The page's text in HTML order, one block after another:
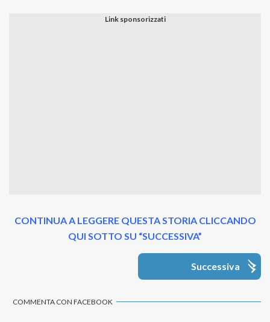
CONTINUA A LEGGERE QUESTA STORIA CLICCANDO
QUI SOTTO SU “SUCCESSIVA”
Successiva
COMMENTA CON FACEBOOK